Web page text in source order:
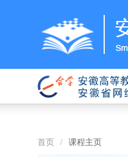
首页 / 课程主页